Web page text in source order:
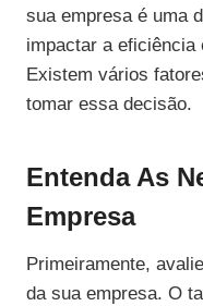
sua empresa é uma
impactar a eficiência
Existem vários
tomar essa decisão.
Entenda As
Empresa
Primeiramente,
da sua empresa. O